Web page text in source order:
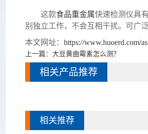
这款食品重金属快速检测仪具
别独立工作，不会互相干扰。可广
本文网址： https://www.huoerd.com/
上一篇： 大豆黄曲霉素怎么测？
相关产品推荐
相关推荐